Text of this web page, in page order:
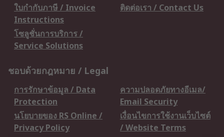
ใบกำกับภาษี / Invoice
Instructions
ติดต่อเรา / Contact Us
โซลูชั่นการบริการ /
Service Solutions
ชอบด้วยกฎหมาย / Legal
การรักษาข้อมูล / Data
Protection
ความปลอดภัยทางอีเมล/
Email Security
นโยบายของ RS Online /
Privacy Policy
เงื่อนไขการใช้งานเว็บไซต์
/ Website Terms